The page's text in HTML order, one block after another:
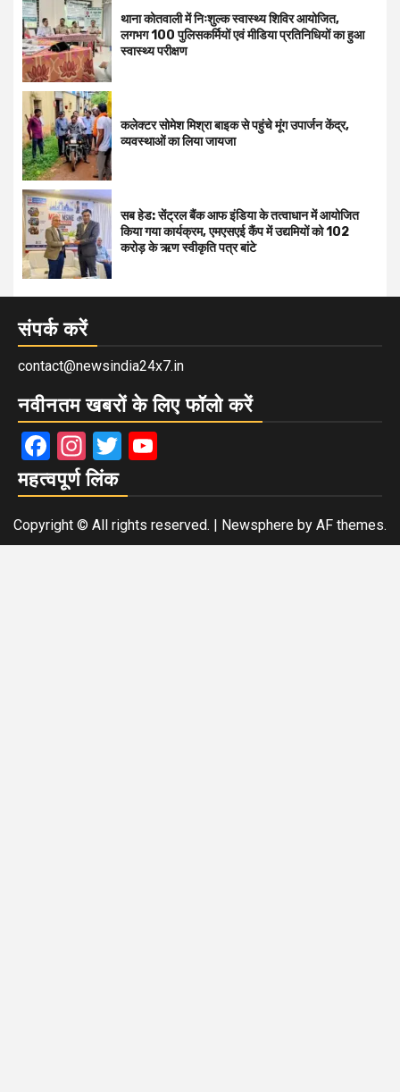
थाना कोतवाली में निःशुल्क स्वास्थ्य शिविर आयोजित,
लगभग 100 पुलिसकर्मियों एवं मीडिया प्रतिनिधियों का हुआ
स्वास्थ्य परीक्षण
कलेक्टर सोमेश मिश्रा बाइक से पहुंचे मूंग उपार्जन केंद्र,
व्यवस्थाओं का लिया जायजा
सब हेड: सेंट्रल बैंक आफ इंडिया के तत्वाधान में आयोजित
किया गया कार्यक्रम, एमएसएई कैंप में उद्यमियों को 102
करोड़ के ऋण स्वीकृति पत्र बांटे
संपर्क करें
contact@newsindia24x7.in
नवीनतम खबरों के लिए फॉलो करें
Facebook
Instagram
Twitter
महत्वपूर्ण लिंक
Copyright © All rights reserved. | Newsphere by AF themes.